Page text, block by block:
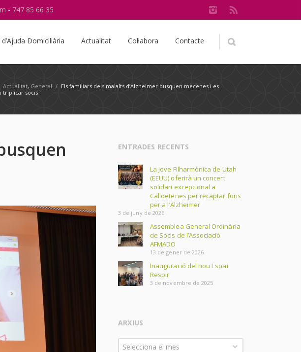
- 747 85 66 35
d’Ajuda Domiciliària Actualitat Col·labora Contacte
Actualitat, General / Els familiars dels malalts d’Alzheimer busquen mecenes i es
triplicar socis
ENTRADES RECENTS
La Jove Filharmònica de Utah
(EEUU) oferirà un concert
solidari excepcional a
Calldetenes per recaptar fons
per a l’Alzheimer
3 de juny de 2026
Assemblea General Ordinària
de Socis de l’Associació
AFMADO
13 de gener de 2026
Inauguració del nou Espai
Respir
3 de novembre de 2025
ARXIUS
Arxius
Selecciona el mes